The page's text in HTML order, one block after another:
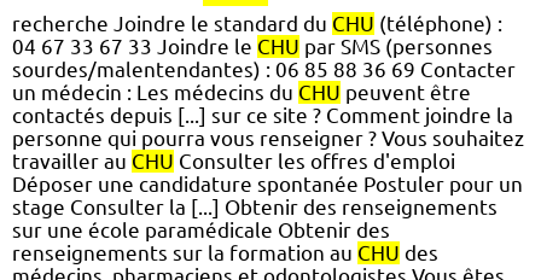
recherche Joindre le standard du CHU (téléphone) :
04 67 33 67 33 Joindre le CHU par SMS (personnes
sourdes/malentendantes) : 06 85 88 36 69 Contacter
un médecin : Les médecins du CHU peuvent être
contactés depuis [...] sur ce site ? Comment joindre la
personne qui pourra vous renseigner ? Vous souhaitez
travailler au CHU Consulter les offres d'emploi
Déposer une candidature spontanée Postuler pour un
stage Consulter la [...] Obtenir des renseignements
sur une école paramédicale Obtenir des
renseignements sur la formation au CHU des